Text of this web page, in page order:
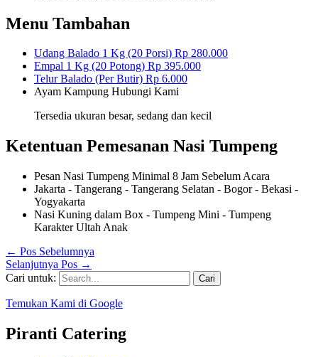
Menu Tambahan
Udang Balado 1 Kg (20 Porsi) Rp 280.000
Empal 1 Kg (20 Potong) Rp 395.000
Telur Balado (Per Butir) Rp 6.000
Ayam Kampung Hubungi Kami
Tersedia ukuran besar, sedang dan kecil
Ketentuan Pemesanan Nasi Tumpeng
Pesan Nasi Tumpeng Minimal 8 Jam Sebelum Acara
Jakarta - Tangerang - Tangerang Selatan - Bogor - Bekasi -
Yogyakarta
Nasi Kuning dalam Box - Tumpeng Mini - Tumpeng
Karakter Ultah Anak
← Pos Sebelumnya
Selanjutnya Pos →
Cari untuk:
Temukan Kami di Google
Piranti Catering